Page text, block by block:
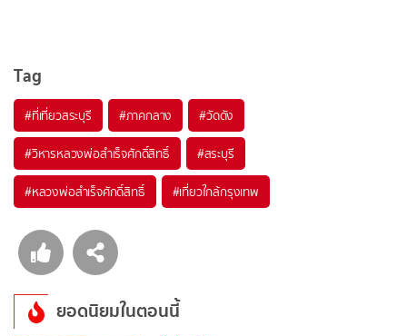
Tag
#ที่เที่ยวสระบุรี #ภาคกลาง #วัดดัง
#วิหารหลวงพ่อสำเร็จศักดิ์สิทธิ์ #สระบุรี
#หลวงพ่อสำเร็จศักดิ์สิทธิ์ #เที่ยวใกล้กรุงเทพ
ยอดนิยมในตอนนี้